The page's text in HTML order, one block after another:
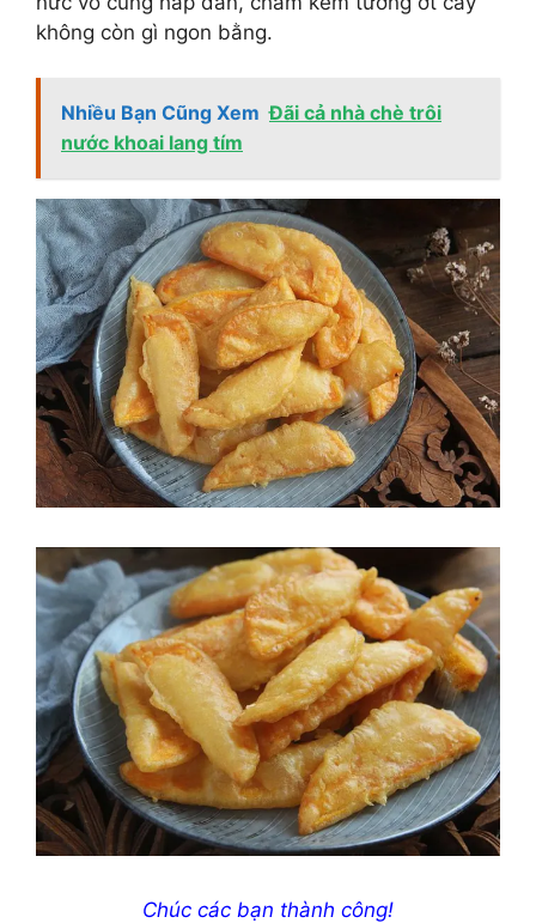
không còn gì ngon bằng.
Nhiều Bạn Cũng Xem Đãi cả nhà chè trôi
nước khoai lang tím
Chúc các bạn thành công!